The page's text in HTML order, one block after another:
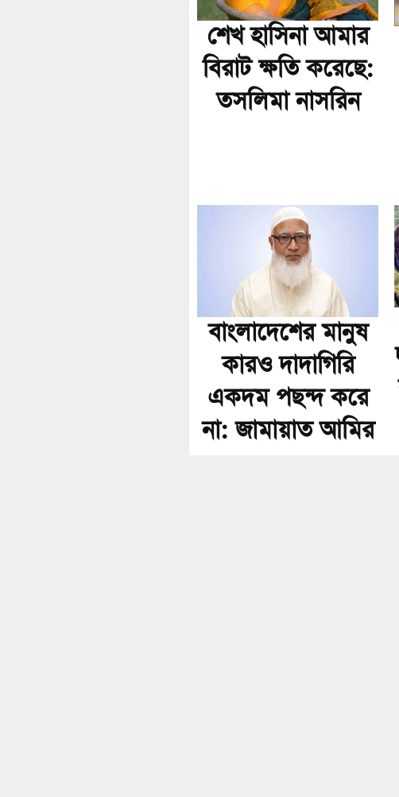
শেখ হাসিনা আমার
বিরাট ক্ষতি করেছে:
তসলিমা নাসরিন
বাংলাদেশের মানুষ
কারও দাদাগিরি
একদম পছন্দ করে
না: জামায়াত আমির